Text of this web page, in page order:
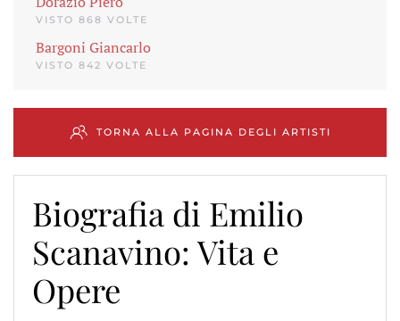
VISTO 868 VOLTE
Bargoni Giancarlo
VISTO 842 VOLTE
TORNA ALLA PAGINA DEGLI ARTISTI
Biografia di Emilio
Scanavino: Vita e
Opere